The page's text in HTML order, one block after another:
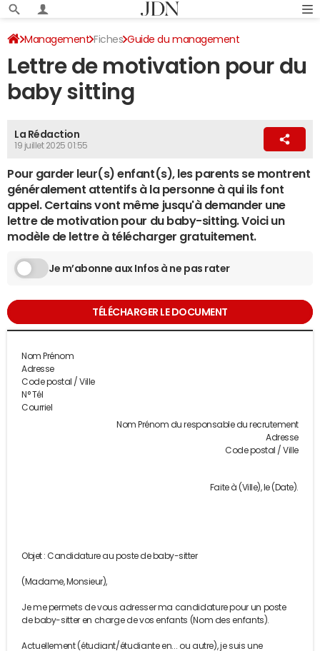
Management Fiches Guide du management
Lettre de motivation
Lettre de motivation pour du
baby sitting
La Rédaction
19 juillet 2025 01:55
Pour garder leur(s) enfant(s), les parents se montrent
généralement attentifs à la personne à qui ils font
appel. Certains vont même jusqu'à demander une
lettre de motivation pour du baby-sitting. Voici un
modèle de lettre à télécharger gratuitement.
Je m’abonne aux Infos à ne pas rater
TÉLÉCHARGER LE DOCUMENT
Nom Prénom
Adresse
Code postal / Ville
N° Tél
Courriel
Nom Prénom du responsable du recrutement
Adresse
Code postal / Ville
Faite à (Ville), le (Date).
Objet : Candidature au poste de baby-sitter
(Madame, Monsieur),
Je me permets de vous adresser ma candidature pour un poste
de baby-sitter en charge de vos enfants (Nom des enfants).
Actuellement (étudiant/étudiante en... ou autre), je suis une